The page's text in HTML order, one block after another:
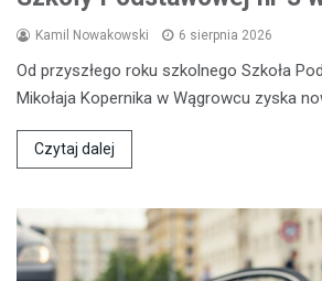
Kamil Nowakowski 6 sierpnia 2026
Od przyszłego roku szkolnego Szkoła
Mikołaja Kopernika w Wągrowcu zyska
Czytaj dalej